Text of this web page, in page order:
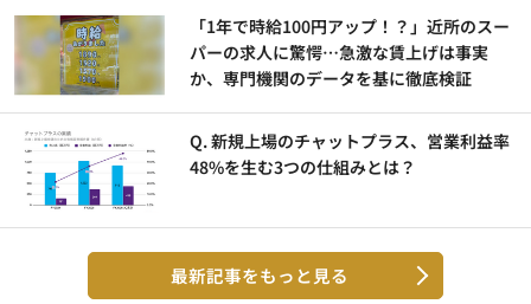
「1年で時給100円アップ！？」近所のスー
パーの求人に驚愕…急激な賃上げは事実
か、専門機関のデータを基に徹底検証
Q. 新規上場のチャットプラス、営業利益率
48%を生む3つの仕組みとは？
最新記事をもっと見る